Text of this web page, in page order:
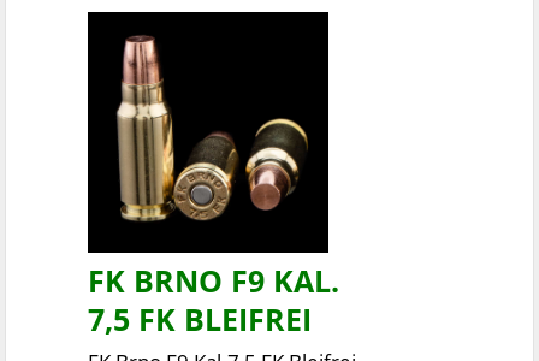
FK BRNO F9 KAL.
7,5 FK BLEIFREI